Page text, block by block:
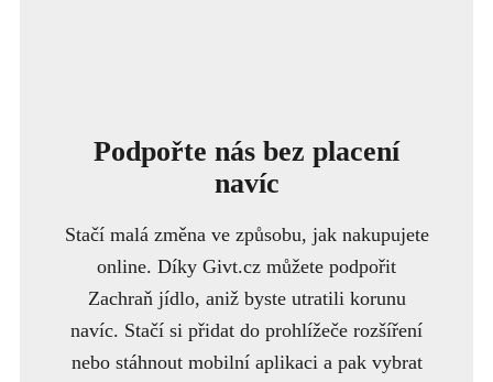
Podpořte nás bez placení
navíc
Stačí malá změna ve způsobu, jak nakupujete
online. Díky Givt.cz můžete podpořit
Zachraň jídlo, aniž byste utratili korunu
navíc. Stačí si přidat do prohlížeče rozšíření
nebo stáhnout mobilní aplikaci a pak vybrat